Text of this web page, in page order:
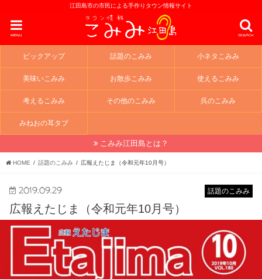
江田島市の市民による手作りタウン情報サイト
search
menu
ピックアップ 話題のこみみ 小ネタこみみ
美味いこみみ お散歩こみみ 使えるこみみ
考えるこみみ その他のこみみ 呉のこみみ
みねおの耳タブ
こみみ江田島とは？
HOME 話題のこみみ 広報えたじま（令和元年10月号）
話題のこみみ
2019.09.29
広報えたじま（令和元年10月号）